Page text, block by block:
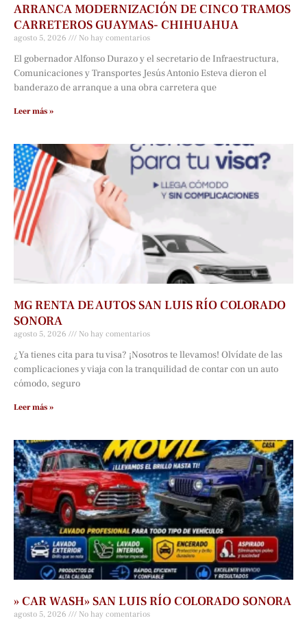
ARRANCA MODERNIZACIÓN DE CINCO TRAMOS
CARRETEROS GUAYMAS- CHIHUAHUA
agosto 5, 2026 No hay comentarios
El gobernador Alfonso Durazo y el secretario de Infraestructura,
Comunicaciones y Transportes Jesús Antonio Esteva dieron el
banderazo de arranque a una obra carretera que
Leer más »
MG RENTA DE AUTOS SAN LUIS RÍO COLORADO
SONORA
agosto 5, 2026 No hay comentarios
¿Ya tienes cita para tu visa? ¡Nosotros te llevamos! Olvídate de las
complicaciones y viaja con la tranquilidad de contar con un auto
cómodo, seguro
Leer más »
» CAR WASH» SAN LUIS RÍO COLORADO SONORA
agosto 5, 2026 No hay comentarios